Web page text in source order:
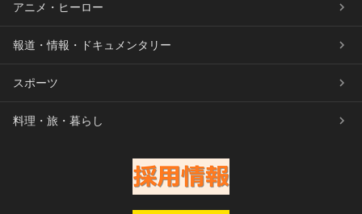
アニメ・ヒーロー
報道・情報・ドキュメンタリー
スポーツ
料理・旅・暮らし